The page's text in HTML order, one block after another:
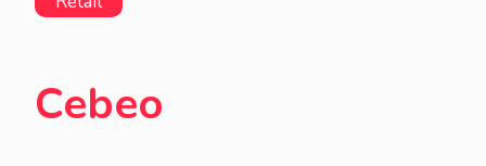
Cebeo